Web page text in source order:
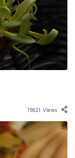
19621 Views